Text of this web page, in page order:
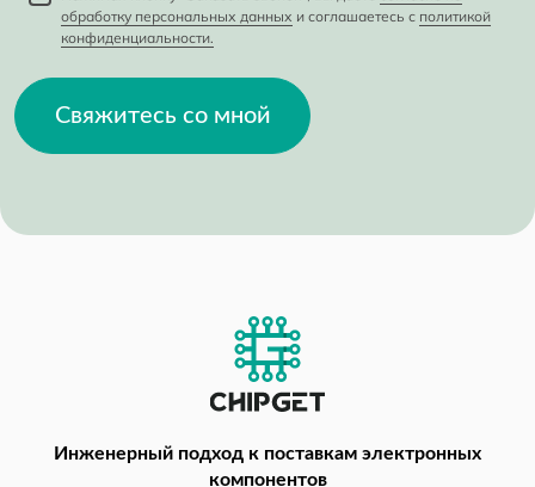
обработку персональных данных и соглашаетесь с политикой
конфиденциальности.
Свяжитесь со мной
Инженерный подход к поставкам электронных
компонентов